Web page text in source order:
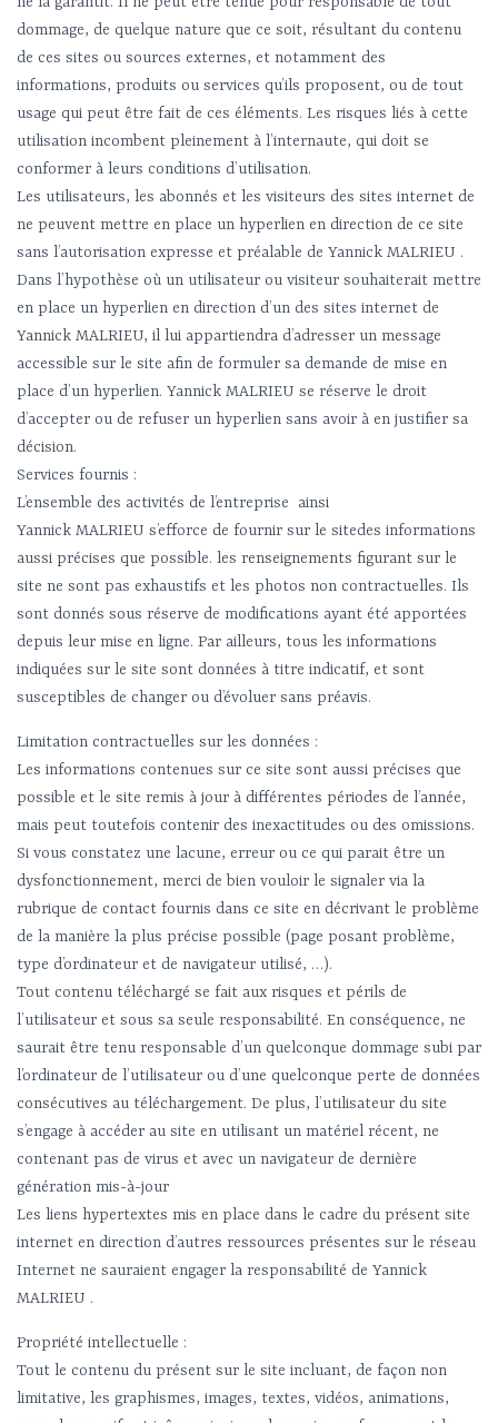
dommage, de quelque nature que ce soit, résultant du contenu
de ces sites ou sources externes, et notamment des
informations, produits ou services qu’ils proposent, ou de tout
usage qui peut être fait de ces éléments. Les risques liés à cette
utilisation incombent pleinement à l’internaute, qui doit se
conformer à leurs conditions d’utilisation.
Les utilisateurs, les abonnés et les visiteurs des sites internet de
ne peuvent mettre en place un hyperlien en direction de ce site
sans l’autorisation expresse et préalable de Yannick MALRIEU .
Dans l’hypothèse où un utilisateur ou visiteur souhaiterait mettre
en place un hyperlien en direction d’un des sites internet de
Yannick MALRIEU, il lui appartiendra d’adresser un message
accessible sur le site afin de formuler sa demande de mise en
place d’un hyperlien. Yannick MALRIEU se réserve le droit
d’accepter ou de refuser un hyperlien sans avoir à en justifier sa
décision.
Services fournis :
L’ensemble des activités de l’entreprise ainsi
Yannick MALRIEU s’efforce de fournir sur le sitedes informations
aussi précises que possible. les renseignements figurant sur le
site ne sont pas exhaustifs et les photos non contractuelles. Ils
sont donnés sous réserve de modifications ayant été apportées
depuis leur mise en ligne. Par ailleurs, tous les informations
indiquées sur le site sont données à titre indicatif, et sont
susceptibles de changer ou d’évoluer sans préavis.
Limitation contractuelles sur les données :
Les informations contenues sur ce site sont aussi précises que
possible et le site remis à jour à différentes périodes de l’année,
mais peut toutefois contenir des inexactitudes ou des omissions.
Si vous constatez une lacune, erreur ou ce qui parait être un
dysfonctionnement, merci de bien vouloir le signaler via la
rubrique de contact fournis dans ce site en décrivant le problème
de la manière la plus précise possible (page posant problème,
type d’ordinateur et de navigateur utilisé, …).
Tout contenu téléchargé se fait aux risques et périls de
l’utilisateur et sous sa seule responsabilité. En conséquence, ne
saurait être tenu responsable d’un quelconque dommage subi par
l’ordinateur de l’utilisateur ou d’une quelconque perte de données
consécutives au téléchargement. De plus, l’utilisateur du site
s’engage à accéder au site en utilisant un matériel récent, ne
contenant pas de virus et avec un navigateur de dernière
génération mis-à-jour
Les liens hypertextes mis en place dans le cadre du présent site
internet en direction d’autres ressources présentes sur le réseau
Internet ne sauraient engager la responsabilité de Yannick
MALRIEU .
Propriété intellectuelle :
Tout le contenu du présent sur le site incluant, de façon non
limitative, les graphismes, images, textes, vidéos, animations,